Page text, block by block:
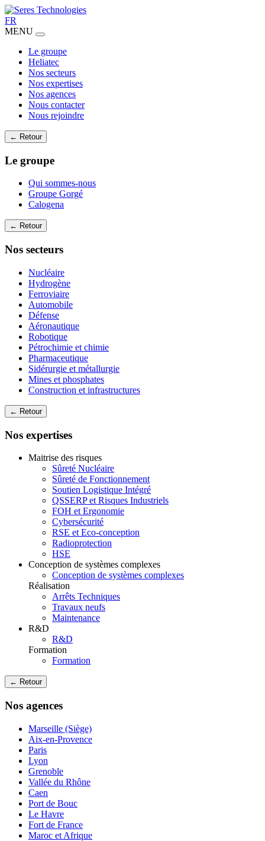
FR
MENU
Le groupe
Heliatec
Nos secteurs
Nos expertises
Nos agences
Nous contacter
Nous rejoindre
← Retour
Le groupe
Qui sommes-nous
Groupe Gorgé
Calogena
← Retour
Nos secteurs
Nucléaire
Hydrogène
Ferroviaire
Automobile
Défense
Aéronautique
Robotique
Pétrochimie et chimie
Pharmaceutique
Sidérurgie et métallurgie
Mines et phosphates
Construction et infrastructures
← Retour
Nos expertises
Maitrise des risques
Sûreté Nucléaire
Sûreté de Fonctionnement
Soutien Logistique Intégré
QSSERP et Risques Industriels
FOH et Ergonomie
Cybersécurité
RSE et Eco-conception
Radioprotection
HSE
Conception de systèmes complexes
Conception de systèmes complexes
Réalisation
Arrêts Techniques
Travaux neufs
Maintenance
R&D
R&D
Formation
Formation
← Retour
Nos agences
Marseille (Siège)
Aix-en-Provence
Paris
Lyon
Grenoble
Vallée du Rhône
Caen
Port de Bouc
Le Havre
Fort de France
Maroc et Afrique